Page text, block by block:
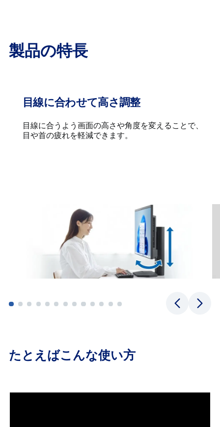
製品の特長
目線に合わせて高さ調整
目線に合うよう画面の高さや角度を変えることで、
目や首の疲れを軽減できます。
たとえばこんな使い方